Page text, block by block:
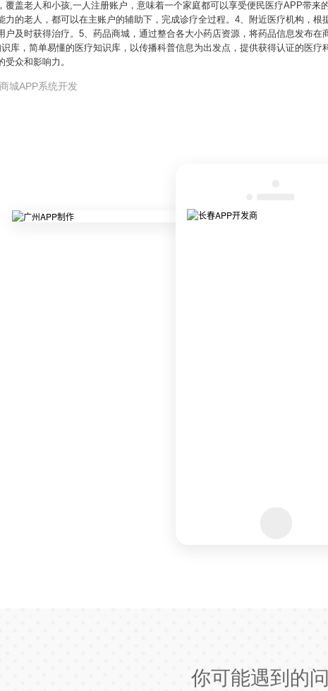
覆盖老人和小孩,一人注册账户，意味着一个家庭都可以享受便民医疗APP带
力的老人，都可以在主账户的辅助下，完成诊疗全过程。4、附近医疗机构，
户及时获得治疗。5、药品商城，通过整合各大小药店资源，将药品信息发布在
库，简单易懂的医疗知识库，以传播科普信息为出发点，提供获得认证的医
受众和影响力。
城APP系统开发
你可能遇到的